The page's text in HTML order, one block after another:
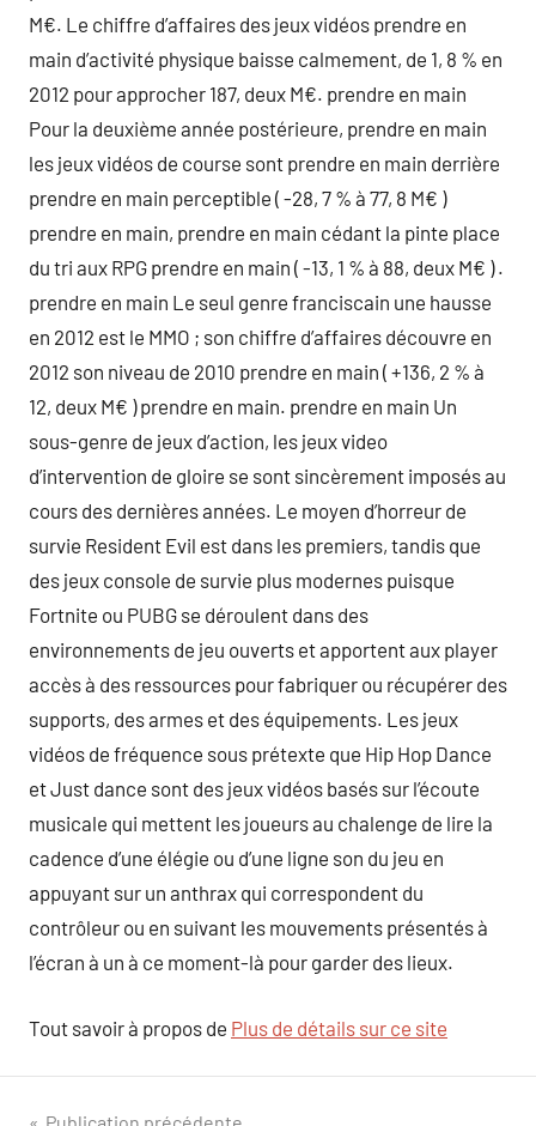
M€. Le chiffre d’affaires des jeux vidéos prendre en
main d’activité physique baisse calmement, de 1, 8 % en
2012 pour approcher 187, deux M€. prendre en main
Pour la deuxième année postérieure, prendre en main
les jeux vidéos de course sont prendre en main derrière
prendre en main perceptible ( -28, 7 % à 77, 8 M€ )
prendre en main, prendre en main cédant la pinte place
du tri aux RPG prendre en main ( -13, 1 % à 88, deux M€ ) .
prendre en main Le seul genre franciscain une hausse
en 2012 est le MMO ; son chiffre d’affaires découvre en
2012 son niveau de 2010 prendre en main ( +136, 2 % à
12, deux M€ ) prendre en main. prendre en main Un
sous-genre de jeux d’action, les jeux video
d’intervention de gloire se sont sincèrement imposés au
cours des dernières années. Le moyen d’horreur de
survie Resident Evil est dans les premiers, tandis que
des jeux console de survie plus modernes puisque
Fortnite ou PUBG se déroulent dans des
environnements de jeu ouverts et apportent aux player
accès à des ressources pour fabriquer ou récupérer des
supports, des armes et des équipements. Les jeux
vidéos de fréquence sous prétexte que Hip Hop Dance
et Just dance sont des jeux vidéos basés sur l’écoute
musicale qui mettent les joueurs au chalenge de lire la
cadence d’une élégie ou d’une ligne son du jeu en
appuyant sur un anthrax qui correspondent du
contrôleur ou en suivant les mouvements présentés à
l’écran à un à ce moment-là pour garder des lieux.
Tout savoir à propos de Plus de détails sur ce site